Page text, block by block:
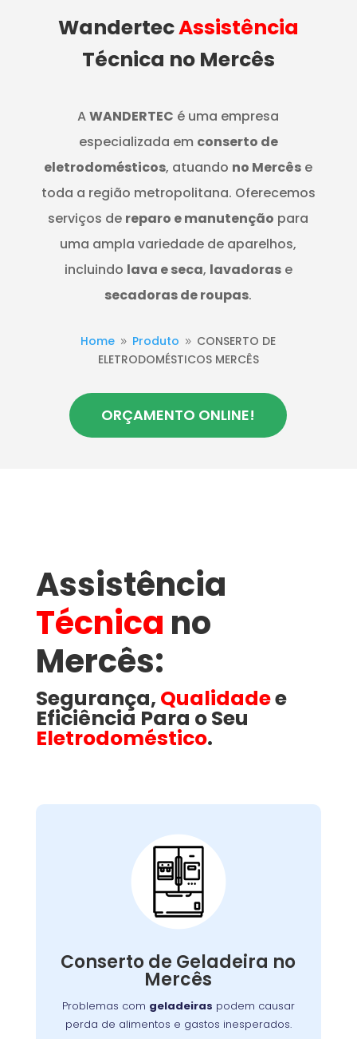
WandertecAssistência
Técnica no Mercês
AWANDERTEC é uma empresa
especializada em conserto de
eletrodomésticos, atuando no Mercês e
toda a região metropolitana. Oferecemos
serviços de reparo e manutenção para
uma ampla variedade de aparelhos,
incluindo lava e seca, lavadorase
secadoras de roupas.
Home 9 Produto 9 CONSERTO DE
ELETRODOMÉSTICOS MERCÊS
ORÇAMENTO ONLINE!
Assistência
Técnica no
Mercês​:
Segurança, Qualidadee
Eficiência Para o Seu
Eletrodoméstico.
Conserto de Geladeira no
Mercês
Problemas com geladeiras podem causar
perda de alimentos e gastos inesperados.
Conserto de
Galadeira:
Nossos especialistas estão prontos para
ou componentes elétricos, garantindo a
conservação adequada dos alimentos.